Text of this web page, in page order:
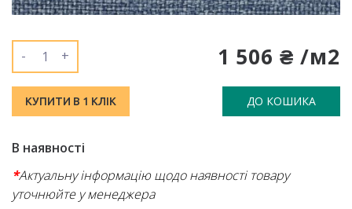
1 506 ₴ /м2
- +
КУПИТИ В 1 КЛІК ДО КОШИКА
В наявності
*Актуальну інформацію щодо наявності товару
уточнюйте у менеджера